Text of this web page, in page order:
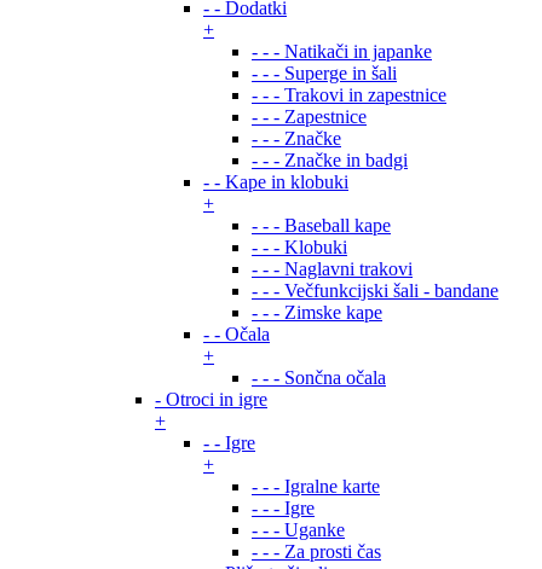
- - Dodatki
+
- - - Natikači in japanke
- - - Superge in šali
- - - Trakovi in zapestnice
- - - Zapestnice
- - - Značke
- - - Značke in badgi
- - Kape in klobuki
+
- - - Baseball kape
- - - Klobuki
- - - Naglavni trakovi
- - - Večfunkcijski šali - bandane
- - - Zimske kape
- - Očala
+
- - - Sončna očala
- Otroci in igre
+
- - Igre
+
- - - Igralne karte
- - - Igre
- - - Uganke
- - - Za prosti čas